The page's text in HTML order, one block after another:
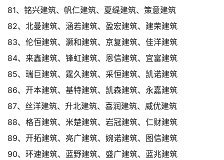
81、铭兴建筑、帆仁建筑、夏缇建筑、策意建筑
82、北曼建筑、涵若建筑、盈宏建筑、建荣建筑
83、伦恒建筑、灏和建筑、京复建筑、佳洋建筑
84、来鑫建筑、锋虹建筑、恩信建筑、宜富建筑
85、瑞巨建筑、霆久建筑、采恒建筑、凯诺建筑
86、开本建筑、基特建筑、凯森建筑、永嘉建筑
87、丝洋建筑、升北建筑、喜润建筑、威优建筑
88、格百建筑、米楚建筑、岩冠建筑、仁财建筑
89、开拓建筑、亮广建筑、婉诺建筑、图信建筑
90、环速建筑、蓝野建筑、盛广建筑、蓝兆建筑